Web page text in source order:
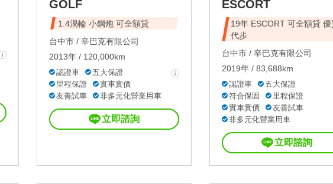
GOLF
1.4渦輪 小鋼炮 可全額貸
台中市 / 辛巴克有限公司
2013年 / 120,000km
認證車
五大保證
里程保證
實車實價
友善試車
非多元化營業用車
立即諮詢
ESCORT
19年 ESCORT 可全額貸 優
代步
台中市 / 辛巴克有限公司
2019年 / 83,688km
認證車
五大保證
符合保固
里程保證
實車實價
友善試車
非多元化營業用車
立即諮詢